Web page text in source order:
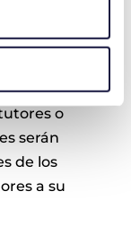
la Web por
el
o
serán
de los
a su